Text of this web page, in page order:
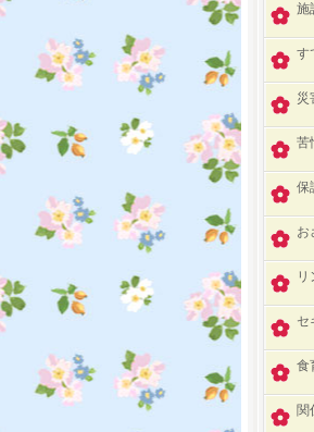
施
す
災
苦
保
お
セ
食
関